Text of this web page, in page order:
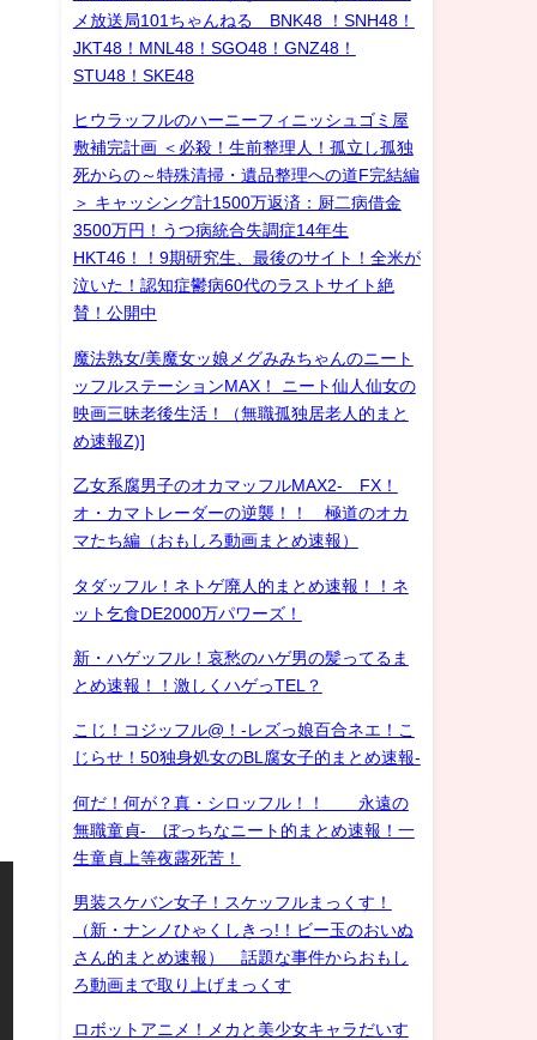
メ放送局101ちゃんねる BNK48 ！SNH48！
JKT48！MNL48！SGO48！GNZ48！
STU48！SKE48
ヒウラッフルのハーニーフィニッシュゴミ屋
敷補完計画 ＜必殺！生前整理人！孤立し孤独
死からの～特殊清掃・遺品整理への道F完結編
＞ キャッシング計1500万返済：厨二病借金
3500万円！うつ病統合失調症14年生
HKT46！！9期研究生、最後のサイト！全米が
泣いた！認知症鬱病60代のラストサイト絶
賛！公開中
魔法熟女/美魔女ッ娘メグみみちゃんのニート
ッフルステーションMAX！ ニート仙人仙女の
映画三昧老後生活！（無職孤独居老人的まと
め速報Z)]
乙女系腐男子のオカマッフルMAX2- FX！
オ・カマトレーダーの逆襲！！ 極道のオカ
マたち編（おもしろ動画まとめ速報）
タダッフル！ネトゲ廃人的まとめ速報！！ネ
ット乞食DE2000万パワーズ！
新・ハゲッフル！哀愁のハゲ男の髪ってるま
とめ速報！！激しくハゲっTEL？
こじ！コジッフル@！-レズっ娘百合ネエ！こ
じらせ！50独身処女のBL腐女子的まとめ速報-
何だ！何が？真・シロッフル！！ 永遠の
無職童貞- ぼっちなニート的まとめ速報！一
生童貞上等夜露死苦！
男装スケバン女子！スケッフルまっくす！
（新・ナンノひゃくしきっ!！ビー玉のおいぬ
さん的まとめ速報） 話題な事件からおもし
ろ動画まで取り上げまっくす
ロボットアニメ！メカと美少女キャラだいす